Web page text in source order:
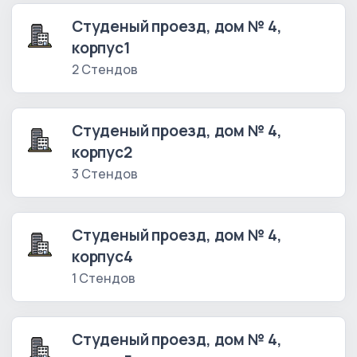
Студеный проезд, дом № 4,
корпус1
2 Стендов
Студеный проезд, дом № 4,
корпус2
3 Стендов
Студеный проезд, дом № 4,
корпус4
1 Стендов
Студеный проезд, дом № 4,